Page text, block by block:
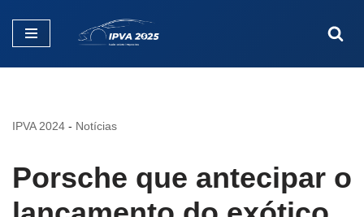
Pular
IPVA 2024 - Notícias
Porsche que antecipar o